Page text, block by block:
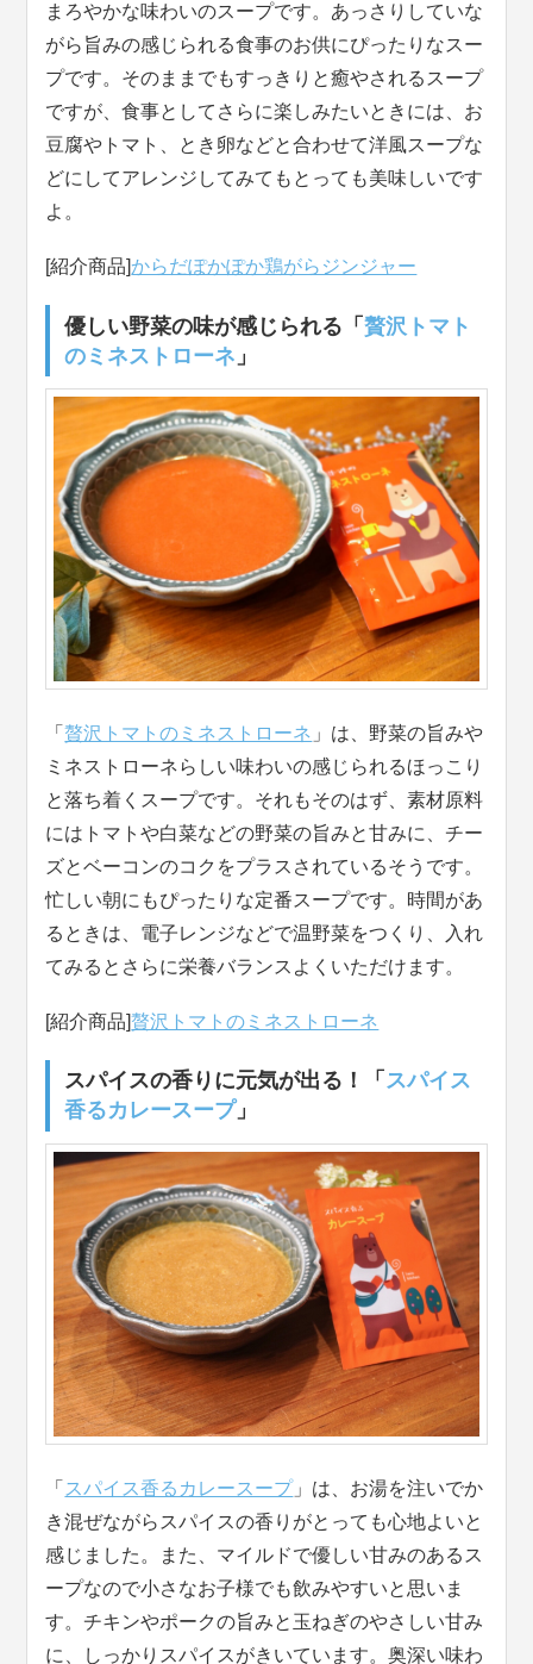
まろやかな味わいのスープです。あっさりしていな
がら旨みの感じられる食事のお供にぴったりなスー
プです。そのままでもすっきりと癒やされるスープ
ですが、食事としてさらに楽しみたいときには、お
豆腐やトマト、とき卵などと合わせて洋風スープな
どにしてアレンジしてみてもとっても美味しいです
よ。
[紹介商品]からだぽかぽか鶏がらジンジャー
優しい野菜の味が感じられる「贅沢トマト
のミネストローネ 」
「贅沢トマトのミネストローネ 」は、野菜の旨みや
ミネストローネらしい味わいの感じられるほっこり
と落ち着くスープです。それもそのはず、素材原料
にはトマトや白菜などの野菜の旨みと甘みに、チー
ズとベーコンのコクをプラスされているそうです。
忙しい朝にもぴったりな定番スープです。時間があ
るときは、電子レンジなどで温野菜をつくり、入れ
てみるとさらに栄養バランスよくいただけます。
[紹介商品]贅沢トマトのミネストローネ
スパイスの香りに元気が出る！「 スパイス
香るカレースープ」
「 スパイス香るカレースープ」は、お湯を注いでか
き混ぜながらスパイスの香りがとっても心地よいと
感じました。また、マイルドで優しい甘みのあるス
ープなので小さなお子様でも飲みやすいと思いま
す。チキンやポークの旨みと玉ねぎのやさしい甘み
に、しっかりスパイスがきいています。奥深い味わ